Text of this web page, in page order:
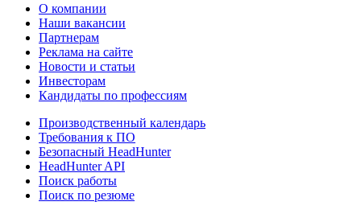
О компании
Наши вакансии
Партнерам
Реклама на сайте
Новости и статьи
Инвесторам
Кандидаты по профессиям
Производственный календарь
Требования к ПО
Безопасный HeadHunter
HeadHunter API
Поиск работы
Поиск по резюме